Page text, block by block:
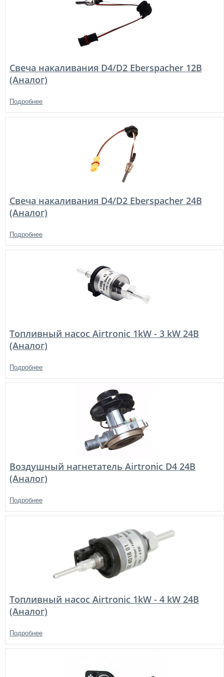
Свеча накаливания D4/D2 Eberspacher 12В
(Аналог)
Подробнее
Свеча накаливания D4/D2 Eberspacher 24В
(Аналог)
Подробнее
Топливный насос Airtronic 1kW - 3 kW 24В
(Аналог)
Подробнее
Воздушный нагнетатель Airtronic D4 24В
(Аналог)
Подробнее
Топливный насос Airtronic 1kW - 4 kW 24В
(Аналог)
Подробнее